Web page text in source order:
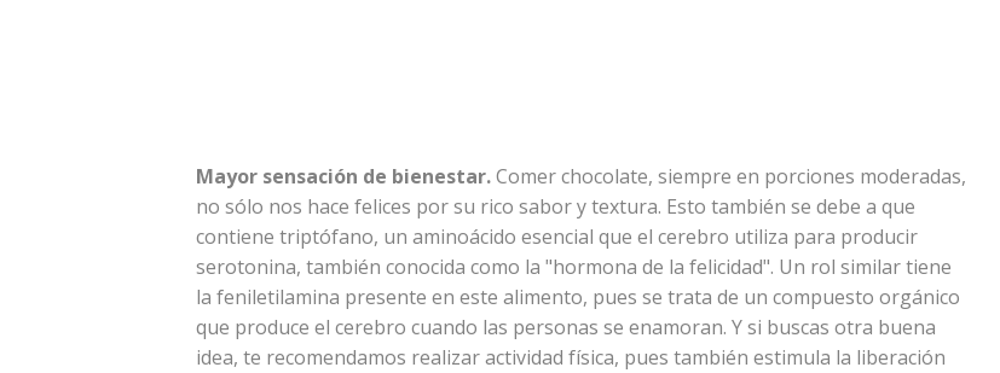
Mayor sensación de bienestar.Comer chocolate, siempre en porciones moderadas,
no sólo nos hace felices por su rico sabor y textura. Esto también se debe a que
contiene triptófano, un aminoácido esencial que el cerebro utiliza para producir
serotonina, también conocida como la "hormona de la felicidad". Un rol similar tiene
la feniletilamina presente en este alimento, pues se trata de un compuesto orgánico
que produce el cerebro cuando las personas se enamoran. Y si buscas otra buena
idea, te recomendamos realizar actividad física, pues también estimula la liberación